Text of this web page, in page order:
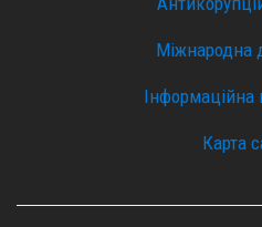
Міжнародна
Інформаційна
Карта